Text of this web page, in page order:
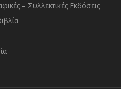
– Συλλεκτικές Εκδόσεις